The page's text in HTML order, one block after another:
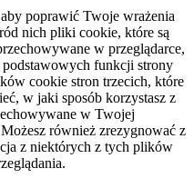
poprawić Twoje wrażenia
nich pliki cookie, które są
w przeglądarce,
podstawowych funkcji strony
cookie stron trzecich, które
w jaki sposób korzystasz z
w Twojej
również zrezygnować z
z niektórych z tych plików